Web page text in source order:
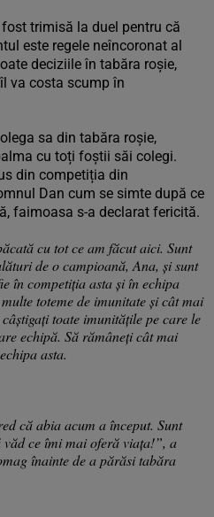
trimisă la duel pentru că
este regele neîncoronat al
deciziile în tabăra roșie,
va costa scump în
sa din tabăra roșie,
cu toți foștii săi colegi.
din competiția din
Dan cum se simte după ce
faimoasa s-a declarat fericită.
cu tot ce am făcut aici. Sunt
de o campioană, Ana, și sunt
în competiția asta și în echipa
toteme de imunitate și cât mai
toate imunitățile pe care le
echipă. Să rămâneți cât mai
asta.
că abia acum a început. Sunt
văd ce îmi mai oferă viața!”, a
înainte de a părăsi tabăra